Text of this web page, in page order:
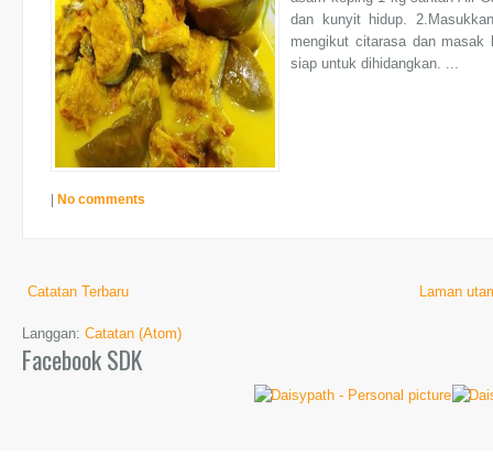
dan kunyit hidup.
mengikut citarasa dan masak
siap untuk dihidangkan. ...
No comments
Catatan Terbaru Laman
Langgan: Catatan (Atom)
Facebook SDK